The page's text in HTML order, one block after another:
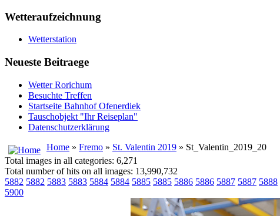
Wetteraufzeichnung
Wetterstation
Neueste Beitraege
Wetter Rorichum
Besuchte Treffen
Startseite Bahnhof Ofenerdiek
Tauschobjekt "Ihr Reiseplan"
Datenschutzerklärung
Home » Fremo » St. Valentin 2019 » St_Valentin_2019_20
Total images in all categories: 6,271
Total number of hits on all images: 13,990,732
5882 5882 5883 5883 5884 5884 5885 5885 5886 5886 5887 5887 5888
5900